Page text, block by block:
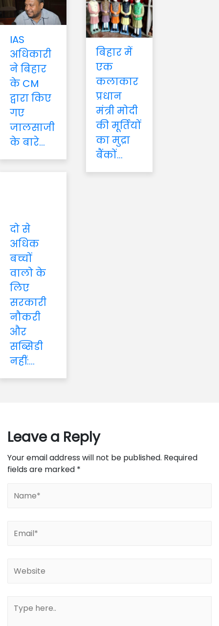
IAS
अधिकारी
ने बिहार
के CM
द्वारा किए
गए
जालसाजी
के बारे...
बिहार में
एक
कलाकार
प्रधान
मंत्री मोदी
की मूर्तियों
का मुद्रा
बैंकों...
दो से
अधिक
बच्चों
वालो के
लिए
सरकारी
नौकरी
और
सब्सिडी
नहीं:...
Leave a Reply
Your email address will not be published. Required
fields are marked *